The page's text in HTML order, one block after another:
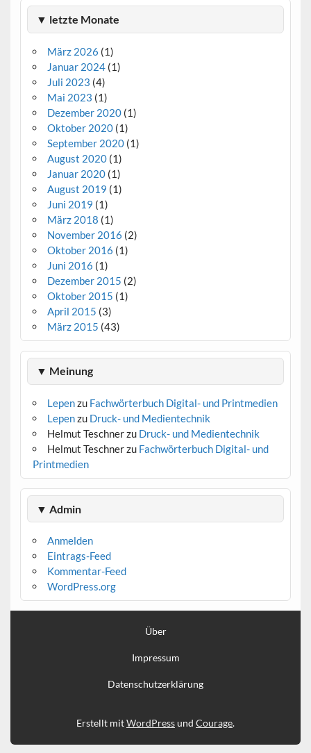
▼ letzte Monate
März 2026 (1)
Januar 2024(1)
Juli 2023 (4)
Mai 2023 (1)
Dezember 2020(1)
Oktober 2020(1)
September 2020(1)
August 2020(1)
Januar 2020(1)
August 2019 (1)
Juni 2019 (1)
März 2018 (1)
November 2016 (2)
Oktober 2016 (1)
Juni 2016 (1)
Dezember 2015 (2)
Oktober 2015 (1)
April 2015 (3)
März 2015 (43)
▼ Meinung
Lepenzu Fachwörterbuch Digital- und Printmedien
Lepenzu Druck- und Medientechnik
Helmut Teschnerzu Druck- und Medientechnik
Helmut Teschnerzu Fachwörterbuch Digital- und
Printmedien
▼ Admin
Anmelden
Eintrags-Feed
Kommentar-Feed
WordPress.org
Über
Impressum
Datenschutzerklärung
Erstellt mitWordPressund Courage.